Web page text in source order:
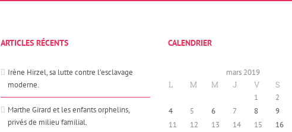
ARTICLES RÉCENTS
Irène Hirzel, sa lutte contre l’esclavage
moderne.
Marthe Girard et les enfants orphelins,
privés de milieu familial.
CALENDRIER
mars 2019
L M M J V S
1 2
4
5 6 7 8 9
11
12 13 14 15 16